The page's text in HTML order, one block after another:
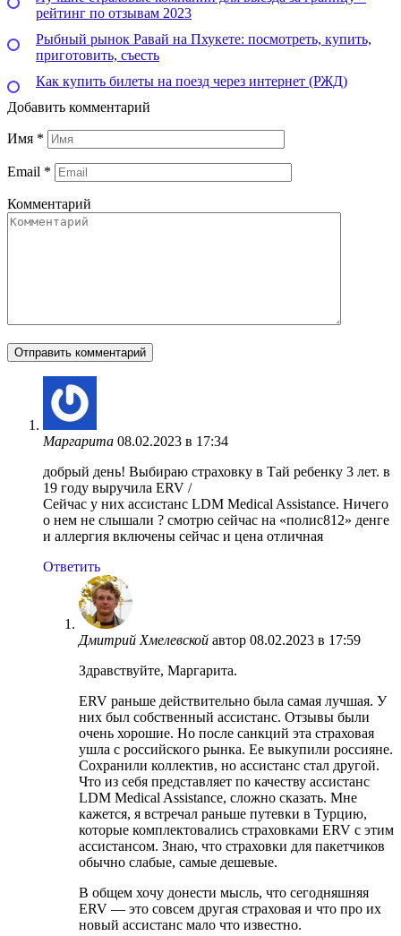
рейтинг по отзывам 2023
Рыбный рынок Равай на Пхукете: посмотреть, купить,
приготовить, съесть
Как купить билеты на поезд через интернет (РЖД)
Добавить комментарий
Имя *
Email *
Комментарий
Маргарита 08.02.2023 в 17:34
добрый день! Выбираю страховку в Тай ребенку 3 лет. в
19 году выручила ERV /
Сейчас у них ассистанс LDM Medical Assistance. Ничего
о нем не слышали ? смотрю сейчас на «полис812» денге
и аллергия включены сейчас и цена отличная
Ответить
Дмитрий Хмелевской автор 08.02.2023 в 17:59
Здравствуйте, Маргарита.
ERV раньше действительно была самая лучшая. У
них был собственный ассистанс. Отзывы были
очень хорошие. Но после санкций эта страховая
ушла с российского рынка. Ее выкупили россияне.
Сохранили коллектив, но ассистанс стал другой.
Что из себя представляет по качеству ассистанс
LDM Medical Assistance, сложно сказать. Мне
кажется, я встречал раньше путевки в Турцию,
которые комплектовались страховками ERV с этим
ассистансом. Знаю, что страховки для пакетчиков
обычно слабые, самые дешевые.
В общем хочу донести мысль, что сегодняшняя
ERV — это совсем другая страховая и что про их
новый ассистанс мало что известно.